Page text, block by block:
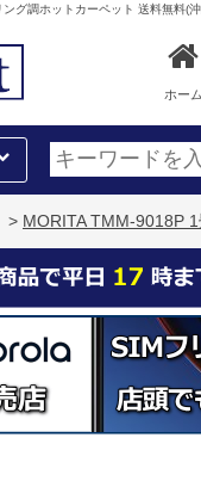
グ調ホットカーペット 送料無料(
ホーム
> MORITA TMM-9018P